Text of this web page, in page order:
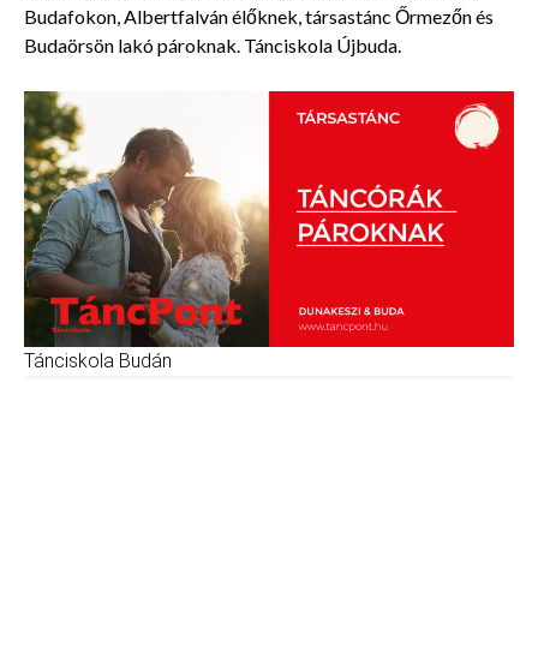
Budafokon, Albertfalván élőknek, társastánc Őrmezőn és
Budaörsön lakó pároknak. Tánciskola Újbuda.
Tánciskola Budán